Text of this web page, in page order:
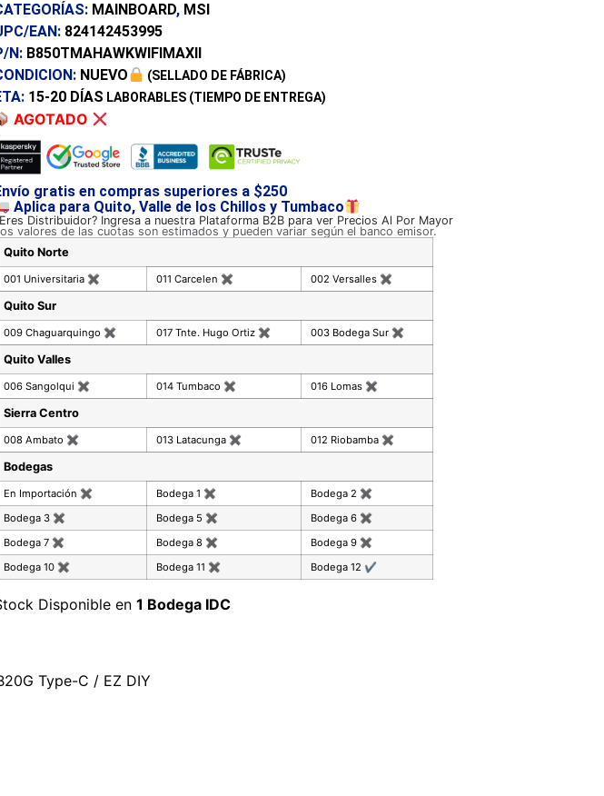
MAINBOARD, MSI
EAN: 824142453995
N: B850TMAHAWKWIFIMAXII
NUEVO (SELLADO DE FÁBRICA)
15-20 DÍAS LABORABLES (TIEMPO DE ENTREGA)
AGOTADO
gratis en compras superiores a $250
Aplica para Quito, Valle de los Chillos y Tumbaco
Distribuidor? Ingresa a nuestra Plataforma B2B para ver Precios Al Por Mayor
valores de las cuotas son estimados y pueden variar según el banco emisor.
Quito Norte
001 Universitaria ✖ 011 Carcelen ✖ 002 Versalles ✖
Quito Sur
009 Chaguarquingo ✖ 017 Tnte. Hugo Ortiz ✖ 003 Bodega Sur ✖
Quito Valles
006 Sangolqui ✖ 014 Tumbaco ✖ 016 Lomas ✖
Sierra Centro
008 Ambato ✖ 013 Latacunga ✖ 012 Riobamba ✖
Bodegas
En Importación ✖ Bodega 1 ✖ Bodega 2 ✖
Bodega 3 ✖ Bodega 5 ✖ Bodega 6 ✖
Bodega 7 ✖ Bodega 8 ✖ Bodega 9 ✖
Bodega 10 ✖ Bodega 11 ✖ Bodega 12 ✔
Disponible en 1 Bodega IDC
Type-C / EZ DIY